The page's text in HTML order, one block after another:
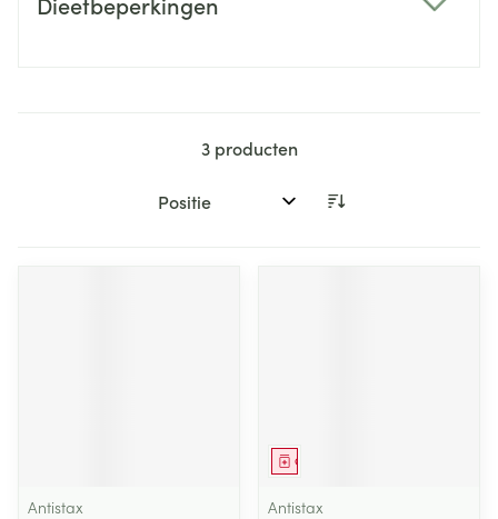
3producten
Sorteer op:
Antistax
Geneesmiddel
Antistax